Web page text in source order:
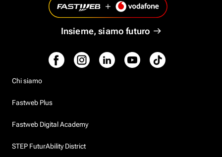
Insieme, siamo futuro
Chi siamo
Fastweb Plus
Fastweb Digital Academy
STEP FuturAbility District